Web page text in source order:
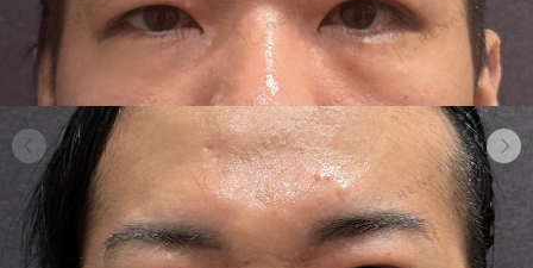
アートメイク症例一覧
クリニック一覧
医師一覧
看護師一覧
新着情報
お問い合わせ
プライバシーポリシー
未成年の方へ
規約
コラム
担当医師から探す
副田 周
高橋 希
東山 麻伊子
松村 仁
Preparation
製剤から探す
ザーフ(XERF)
ボラックス
ボリューマ
ボリフト